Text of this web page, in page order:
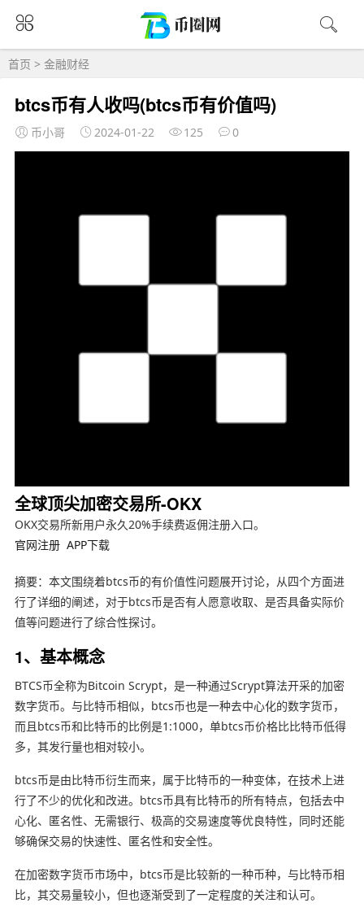
首页 > 金融财经
btcs币有人收吗(btcs币有价值吗)
币小哥 2024-01-22 125 0
全球顶尖加密交易所-OKX
OKX交易所新用户永久20%手续费返佣注册入口。
官网注册 APP下载
摘要：本文围绕着btcs币的有价值性问题展开讨论，从四个方面进
行了详细的阐述，对于btcs币是否有人愿意收取、是否具备实际价
值等问题进行了综合性探讨。
1、基本概念
BTCS币全称为Bitcoin Scrypt，是一种通过Scrypt算法开采的加密
数字货币。与比特币相似，btcs币也是一种去中心化的数字货币，
而且btcs币和比特币的比例是1:1000，单btcs币价格比比特币低得
多，其发行量也相对较小。
btcs币是由比特币衍生而来，属于比特币的一种变体，在技术上进
行了不少的优化和改进。btcs币具有比特币的所有特点，包括去中
心化、匿名性、无需银行、极高的交易速度等优良特性，同时还能
够确保交易的快速性、匿名性和安全性。
在加密数字货币市场中，btcs币是比较新的一种币种，与比特币相
比，其交易量较小，但也逐渐受到了一定程度的关注和认可。